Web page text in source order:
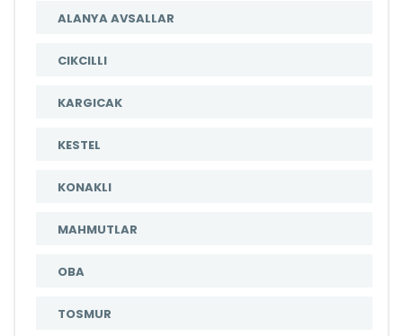
ALANYA AVSALLAR
CIKCILLI
KARGICAK
KESTEL
KONAKLI
MAHMUTLAR
OBA
TOSMUR